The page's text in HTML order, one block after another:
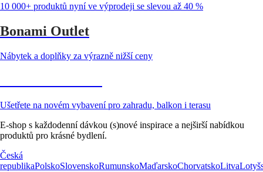
10 000+ produktů nyní ve výprodeji se slevou až 40 %
Bonami Outlet
Nábytek a doplňky za výrazně nižší ceny
Ušetřete na novém vybavení pro zahradu, balkon i terasu
E-shop s každodenní dávkou (s)nové inspirace a nejširší nabídkou
produktů pro krásné bydlení.
Česká
republikaPolskoSlovenskoRumunskoMaďarskoChorvatskoLitva